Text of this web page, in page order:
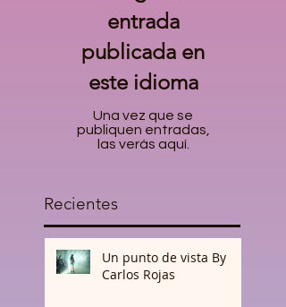
entrada
publicada en
este idioma
Una vez que se
publiquen entradas,
las verás aquí.
Recientes
Un punto de vista By
Carlos Rojas